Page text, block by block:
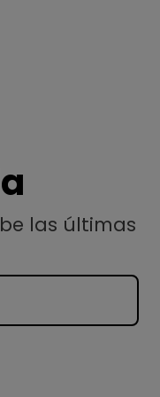
las últimas